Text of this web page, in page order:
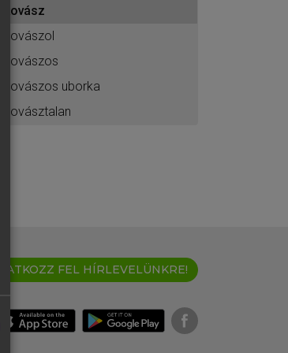
kovász
kovászol
kovászos
kovászos uborka
kovásztalan
IRATKOZZ FEL HÍRLEVELÜNKRE!